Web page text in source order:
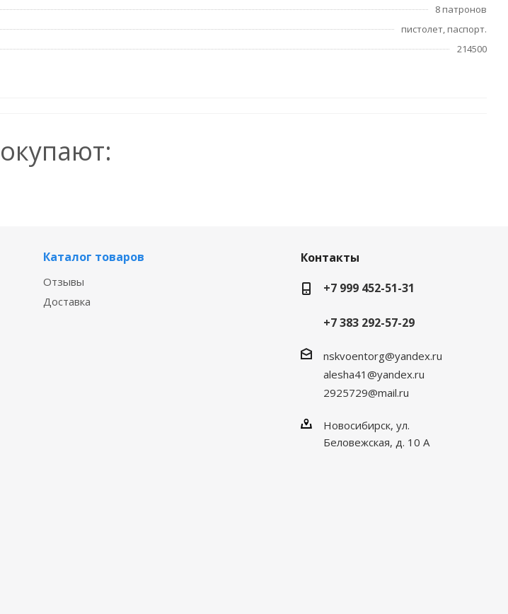
8 патронов
пистолет, паспорт.
214500
Каталог товаров
Отзывы
Доставка
Контакты
+7 999 452-51-31
+7 383 292-57-29
nskvoentorg@yandex.ru
alesha41@yandex.ru
2925729@mail.ru
Новосибирск, ул.
Беловежская, д. 10 А